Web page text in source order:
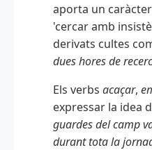
aporta un
'cercar amb
derivats cultes
dues hores de
Els verbs acaçar,
expressar la idea
guardes del camp
durant tota la